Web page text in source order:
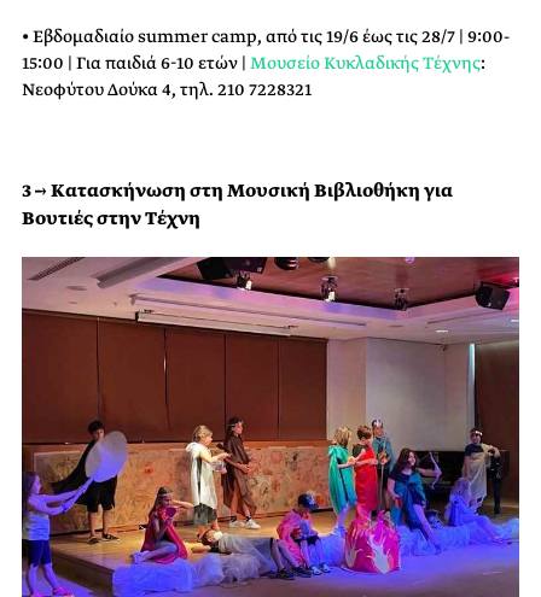
• Εβδομαδιαίο summer camp, από τις 19/6 έως τις 28/7 | 9:00-
15:00 | Για παιδιά 6-10 ετών | Μουσείο Κυκλαδικής Τέχνης:
Νεοφύτου Δούκα 4, τηλ. 210 7228321
3 → Κατασκήνωση στη Μουσική Βιβλιοθήκη για
Βουτιές στην Τέχνη